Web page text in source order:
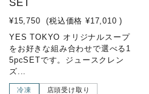
SET
¥15,750 (税込価格 ¥17,010 )
YES TOKYO オリジナルスープ
をお好きな組み合わせで選べる1
5pcSETです。ジュースクレン
ズ...
冷凍
店頭受け取り